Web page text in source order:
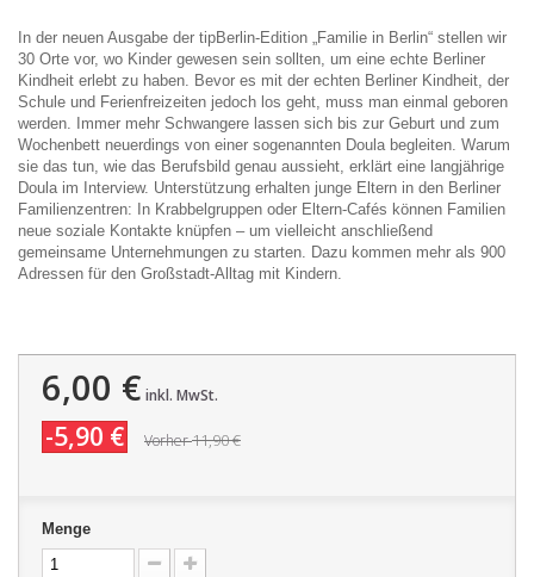
In der neuen Ausgabe der tipBerlin-Edition „Familie in Berlin“ stellen wir
30 Orte vor, wo Kinder gewesen sein sollten, um eine echte Berliner
Kindheit erlebt zu haben. Bevor es mit der echten Berliner Kindheit, der
Schule und Ferienfreizeiten jedoch los geht, muss man einmal geboren
werden. Immer mehr Schwangere lassen sich bis zur Geburt und zum
Wochenbett neuerdings von einer sogenannten Doula begleiten. Warum
sie das tun, wie das Berufsbild genau aussieht, erklärt eine langjährige
Doula im Interview. Unterstützung erhalten junge Eltern in den Berliner
Familienzentren: In Krabbelgruppen oder Eltern-Cafés können Familien
neue soziale Kontakte knüpfen – um vielleicht anschließend
gemeinsame Unternehmungen zu starten. Dazu kommen mehr als 900
Adressen für den Großstadt-Alltag mit Kindern.
6,00 € inkl. MwSt.
-5,90 € Vorher11,90 €
Menge